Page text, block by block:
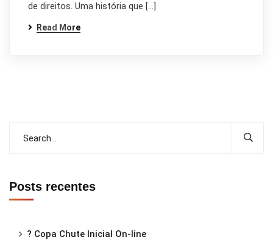
de direitos. Uma história que […]
Read More
Posts recentes
? Copa Chute Inicial On-line